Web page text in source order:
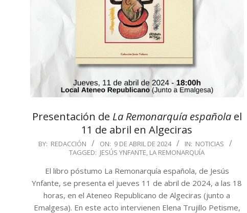
Presentación de La Remonarquía españolael
11 de abril en Algeciras
2024-
BY: REDACCIÓN ON: 9 DE ABRIL DE 2024 IN: NOTICIAS
TAGGED: JESÚS YNFANTE, LA REMONARQUÍA
El libro póstumo La Remonarquía española, de Jesús
Ynfante, se presenta el jueves 11 de abril de 2024, a las 18
horas, en el Ateneo Republicano de Algeciras (junto a
Emalgesa). En este acto intervienen Elena Trujillo Petisme,